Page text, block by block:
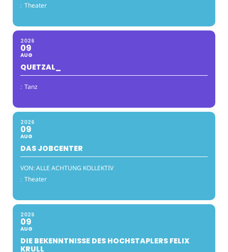
: Theater
2026
09
AUG
QUETZAL_
: Tanz
2026
09
AUG
DAS JOBCENTER
VON: ALLE ACHTUNG KOLLEKTIV
: Theater
2026
09
AUG
DIE BEKENNTNISSE DES HOCHSTAPLERS FELIX
KRULL